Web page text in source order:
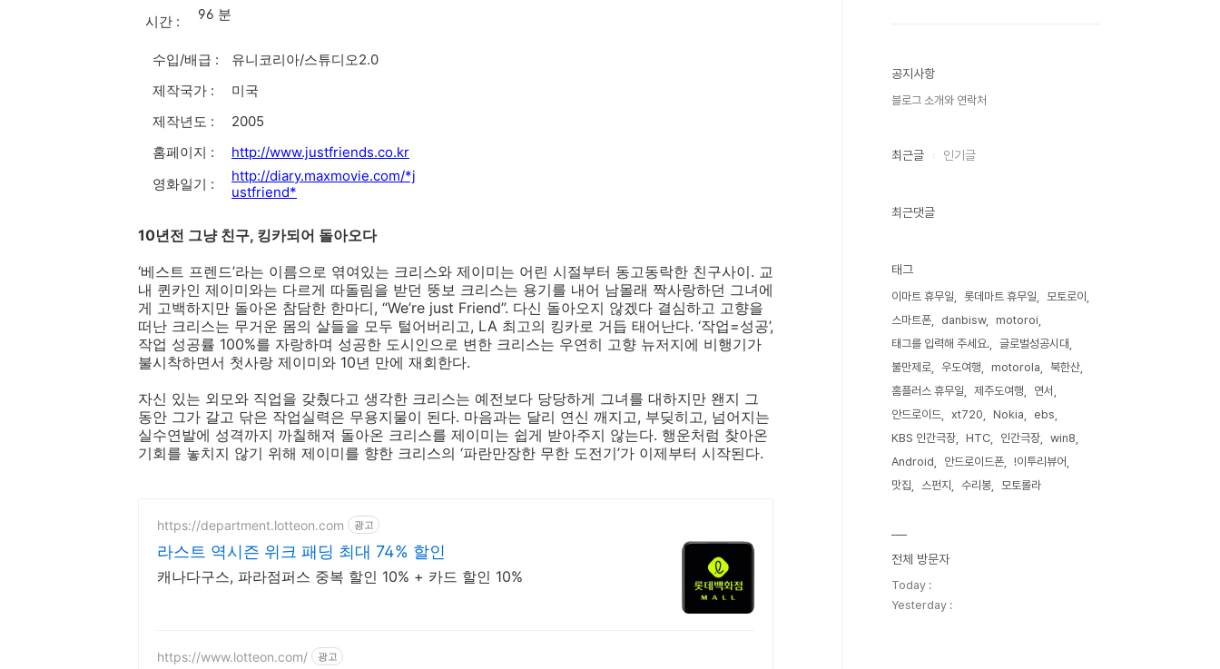
시간 : 96 분
수입/배급 :
유니코리아/스튜디오2.0
제작국가 :
미국
제작년도 :
2005
홈페이지 :
http://www.justfriends.co.kr
영화일기 :
http://diary.maxmovie.com/*j
ustfriend*
10년전 그냥 친구, 킹카되어 돌아오다
‘베스트 프렌드’라는 이름으로 엮여있는 크리스와 제이미는 어린 시절부터 동고동락한 친구사이. 교
내 퀸카인 제이미와는 다르게 따돌림을 받던 뚱보 크리스는 용기를 내어 남몰래 짝사랑하던 그녀에
게 고백하지만 돌아온 참담한 한마디, “We’re just Friend”. 다신 돌아오지 않겠다 결심하고 고향을
떠난 크리스는 무거운 몸의 살들을 모두 털어버리고, LA 최고의 킹카로 거듭 태어난다. ‘작업=성공’,
작업 성공률 100%를 자랑하며 성공한 도시인으로 변한 크리스는 우연히 고향 뉴저지에 비행기가
불시착하면서 첫사랑 제이미와 10년 만에 재회한다.
자신 있는 외모와 직업을 갖췄다고 생각한 크리스는 예전보다 당당하게 그녀를 대하지만 왠지 그
동안 그가 갈고 닦은 작업실력은 무용지물이 된다. 마음과는 달리 연신 깨지고, 부딪히고, 넘어지는
실수연발에 성격까지 까칠해져 돌아온 크리스를 제이미는 쉽게 받아주지 않는다. 행운처럼 찾아온
기회를 놓치지 않기 위해 제이미를 향한 크리스의 ‘파란만장한 무한 도전기’가 이제부터 시작된다.
https://department.lotteon.com 광고
라스트 역시즌 위크 패딩 최대 74% 할인
캐나다구스, 파라점퍼스 중복 할인 10% + 카드 할인 10%
https://www.lotteon.com/ 광고
공지사항
블로그 소개와 연락처
최근글 인기글
최근댓글
태그
이마트 휴무일 롯데마트 휴무일
모토로이
스마트폰
danbisw
motoroi
태그를 입력해 주세요.
글로벌성공시대
불만제로
우도여행 motorola
북한산
홈플러스 휴무일
제주도여행
연서
안드로이드
xt720 Nokia
ebs
KBS 인간극장
HTC 인간극장
win8
Android
안드로이드폰
!이투리뷰어
맛집
스펀지 수리봉 모토롤라
전체 방문자
Today :
Yesterday :